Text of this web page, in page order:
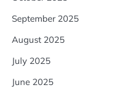
September 2025
August 2025
July 2025
June 2025